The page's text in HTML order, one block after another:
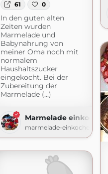
61 0
In den guten alten
Zeiten wurden
Marmelade und
Babynahrung von
meiner Oma noch mit
normalem
Haushaltszucker
eingekocht. Bei der
Zubereitung der
Marmelade (...)
Marmelade einkochen
marmelade-einkochen.de